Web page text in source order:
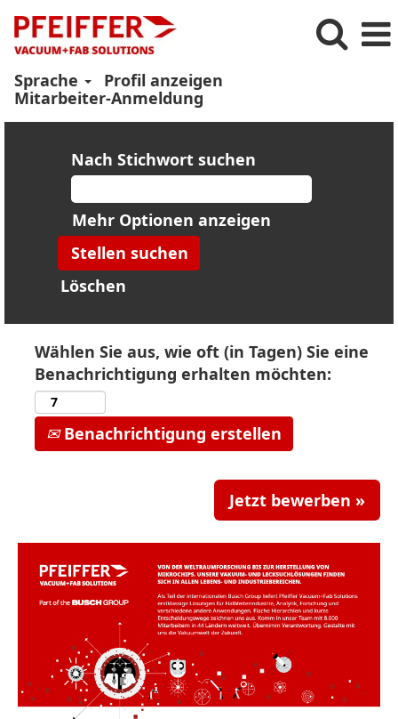
Sprache
Profil anzeigen
Mitarbeiter-Anmeldung
Nach Stichwort suchen
Mehr Optionen anzeigen
Löschen
Wählen Sie aus, wie oft (in Tagen) Sie eine
Benachrichtigung erhalten möchten:
Benachrichtigung erstellen
Jetzt bewerben »